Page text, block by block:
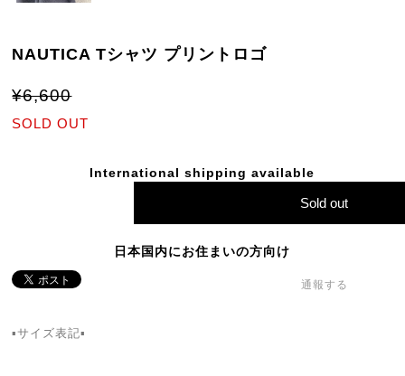
NAUTICA Tシャツ プリントロゴ
¥6,600
SOLD OUT
International shipping available
Sold out
日本国内にお住まいの方向け
通報する
▪サイズ表記▪